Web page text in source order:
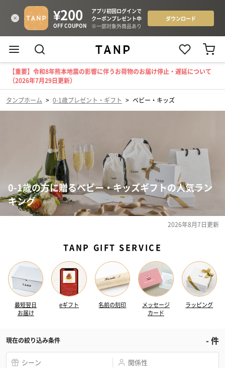
【重要】令和8年熊本地震の影響に伴うお荷物のお届け停止・遅延について
（2026年7月29日更新）
タンプホーム > 0-1歳プレゼント・ギフト > ベビー・キッズ
0-1歳の方に贈るベビー・キッズギフトの人気ラン
キング
2026年8月7日更新
TANP GIFT SERVICE
最短翌日
お届け
eギフト 名前の刻印
メッセージ
カード
ラッピング
現在の絞り込み条件 -件
シーン 関係性